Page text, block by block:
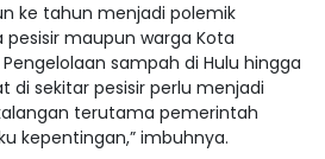
ke tahun menjadi polemik
pesisir maupun warga Kota
sampah di Hulu hingga
di sekitar pesisir perlu menjadi
terutama pemerintah
kepentingan,” imbuhnya.